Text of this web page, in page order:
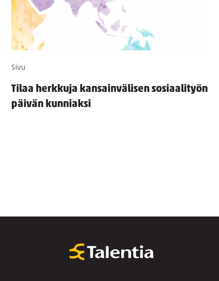
Sivu
Tilaa herkkuja kansainvälisen sosiaalityön
päivän kunniaksi